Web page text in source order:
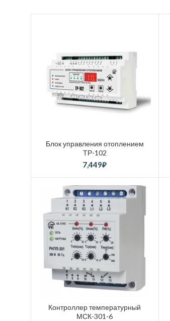
Блок управления отоплением
ТР-102
7,449₽
Контроллер температурный
МСК-301-6